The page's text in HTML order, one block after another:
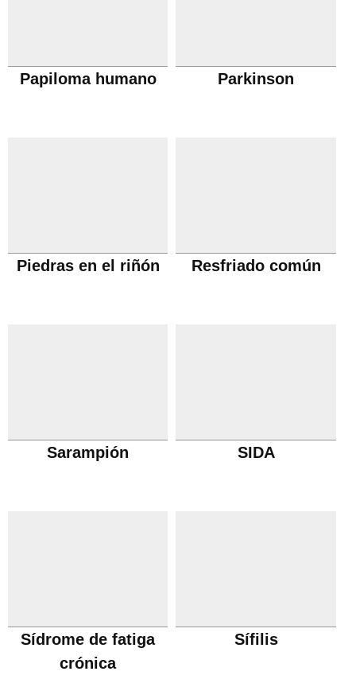
Papiloma humano Parkinson
Piedras en el riñón Resfriado común
Sarampión SIDA
Sídrome de fatiga
crónica
Sífilis